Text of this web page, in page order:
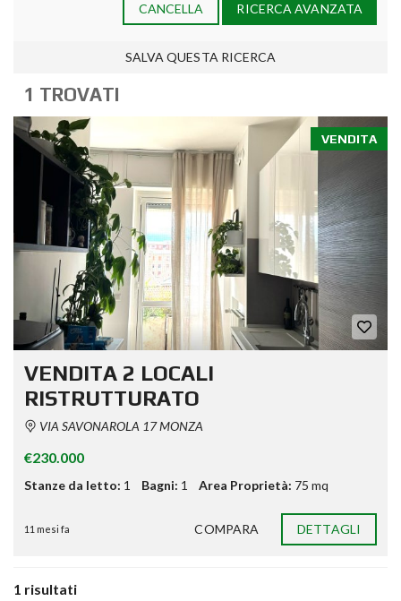
CANCELLA RICERCA AVANZATA
SALVA QUESTA RICERCA
1 TROVATI
VENDITA
VENDITA 2 LOCALI
RISTRUTTURATO
VIA SAVONAROLA 17 MONZA
€230.000
Stanze da letto: 1 Bagni: 1 Area Proprietà: 75 mq
11 mesi fa COMPARA DETTAGLI
1 risultati